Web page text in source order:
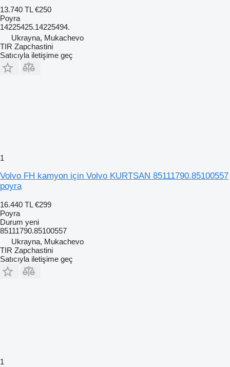
13.740 TL €250
Poyra
14225425.14225494.
Ukrayna, Mukachevo
TIR Zapchastini
Satıcıyla iletişime geç
1
Volvo FH kamyon için Volvo KURTSAN 85111790.85100557
poyra
16.440 TL €299
Poyra
Durum yeni
85111790.85100557
Ukrayna, Mukachevo
TIR Zapchastini
Satıcıyla iletişime geç
1